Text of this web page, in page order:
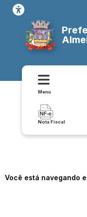
transparencia/despesas/
Menu
Nota Fiscal
Você está navegando